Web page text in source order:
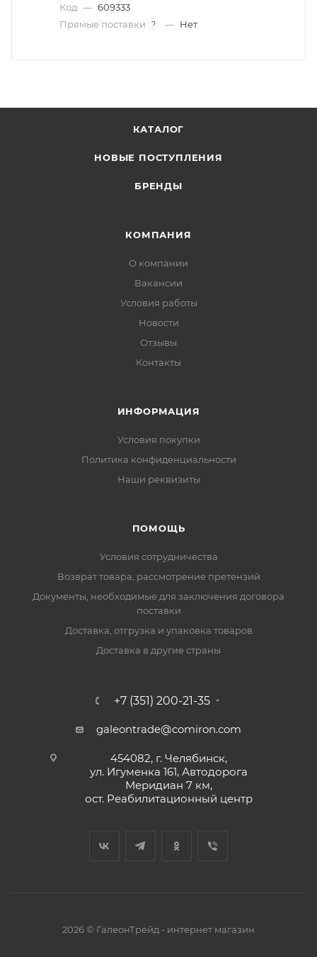
Код — 609333
Прямые поставки
? — Нет
КАТАЛОГ
НОВЫЕ ПОСТУПЛЕНИЯ
БРЕНДЫ
КОМПАНИЯ
О компании
Вакансии
Условия работы
Новости
Отзывы
Контакты
ИНФОРМАЦИЯ
Условия покупки
Политика конфиденциальности
Наши реквизиты
ПОМОЩЬ
Условия сотрудничества
Возврат товара, рассмотрение претензий
Документы, необходимые для заключения договора
поставки
Доставка, отгрузка и упаковка товаров
Доставка в другие страны
+7 (351) 200-21-35
galeontrade@comiron.com
454082, г. Челябинск,
ул. Игуменка 161, Автодорога
Меридиан 7 км,
ост. Реабилитационный центр
2026 © ГалеонТрейд - интернет магазин